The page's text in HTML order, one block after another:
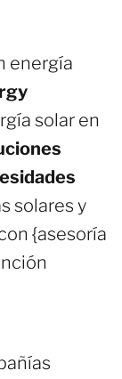
energía
solar en
solares y
{asesoría